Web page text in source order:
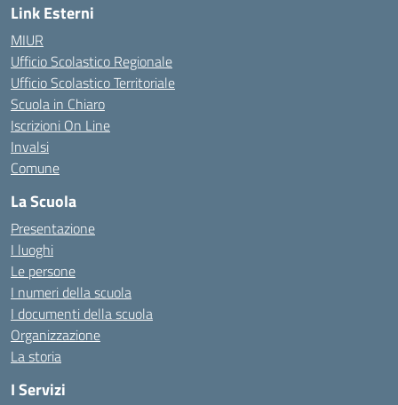
Link Esterni
MIUR
Ufficio Scolastico Regionale
Ufficio Scolastico Territoriale
Scuola in Chiaro
Iscrizioni On Line
Invalsi
Comune
La Scuola
Presentazione
I luoghi
Le persone
I numeri della scuola
I documenti della scuola
Organizzazione
La storia
I Servizi